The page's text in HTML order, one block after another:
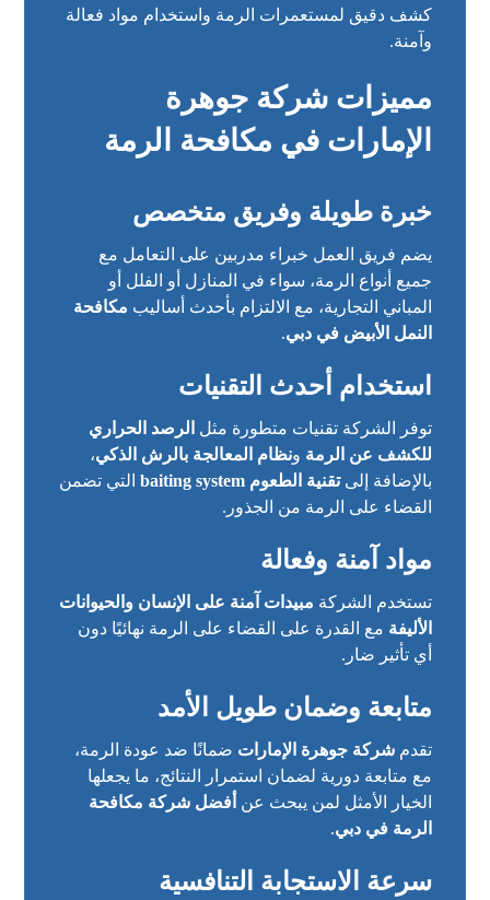
كشف دقيق لمستعمرات الرمة واستخدام مواد فعالة
وآمنة.
مميزات شركة جوهرة
الإمارات في مكافحة الرمة
خبرة طويلة وفريق متخصص
يضم فريق العمل خبراء مدربين على التعامل مع
جميع أنواع الرمة، سواء في المنازل أو الفلل أو
المباني التجارية، مع الالتزام بأحدث أساليب مكافحة
النمل الأبيض في دبي.
استخدام أحدث التقنيات
توفر الشركة تقنيات متطورة مثل الرصد الحراري
للكشف عن الرمة ونظام المعالجة بالرش الذكي،
بالإضافة إلىتقنية الطعوم baiting system
التي تضمن
القضاء على الرمة من الجذور.
مواد آمنة وفعالة
تستخدم الشركة مبيدات آمنة على الإنسان والحيوانات
الأليفة مع القدرة على القضاء على الرمة نهائيًا دون
أي تأثير ضار.
متابعة وضمان طويل الأمد
تقدمشركة جوهرة الإمارات ضمانًا ضد عودة الرمة،
مع متابعة دورية لضمان استمرار النتائج، ما يجعلها
الخيار الأمثل لمن يبحث عن أفضل شركة مكافحة
الرمة في دبي.
سرعة الاستجابة التنافسية